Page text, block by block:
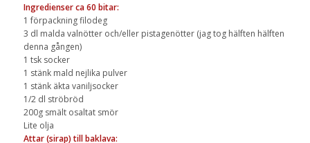
Ingredienser ca 60 bitar:
1 förpackning filodeg
3 dl malda valnötter och/eller pistagenötter (jag tog hälften hälften
denna gången)
1 tsk socker
1 stänk mald nejlika pulver
1 stänk äkta vaniljsocker
1/2 dl ströbröd
200g smält osaltat smör
Lite olja
Attar (sirap) till baklava: